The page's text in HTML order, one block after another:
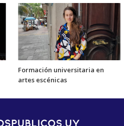
Formación universitaria en
artes escénicas